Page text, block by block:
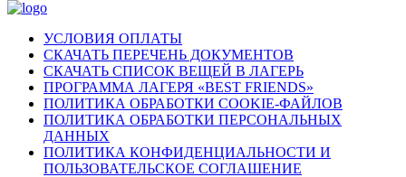
УСЛОВИЯ ОПЛАТЫ
СКАЧАТЬ ПЕРЕЧЕНЬ ДОКУМЕНТОВ
СКАЧАТЬ СПИСОК ВЕЩЕЙ В ЛАГЕРЬ
ПРОГРАММА ЛАГЕРЯ «BEST FRIENDS»
ПОЛИТИКА ОБРАБОТКИ COOKIE-ФАЙЛОВ
ПОЛИТИКА ОБРАБОТКИ ПЕРСОНАЛЬНЫХ
ДАННЫХ
ПОЛИТИКА КОНФИДЕНЦИАЛЬНОСТИ И
ПОЛЬЗОВАТЕЛЬСКОЕ СОГЛАШЕНИЕ